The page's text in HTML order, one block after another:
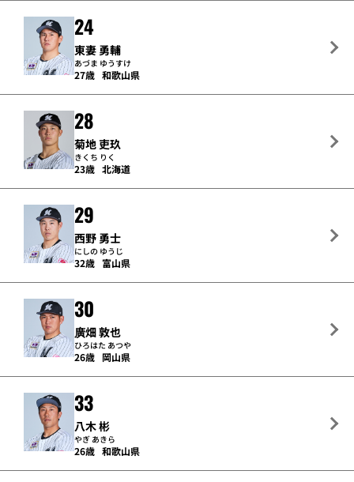
24
東妻 勇輔
あづま ゆうすけ
27歳 和歌山県
28
菊地 吏玖
きくち りく
23歳 北海道
29
西野 勇士
にしの ゆうじ
32歳 富山県
30
廣畑 敦也
ひろはた あつや
26歳 岡山県
33
八木 彬
やぎ あきら
26歳 和歌山県